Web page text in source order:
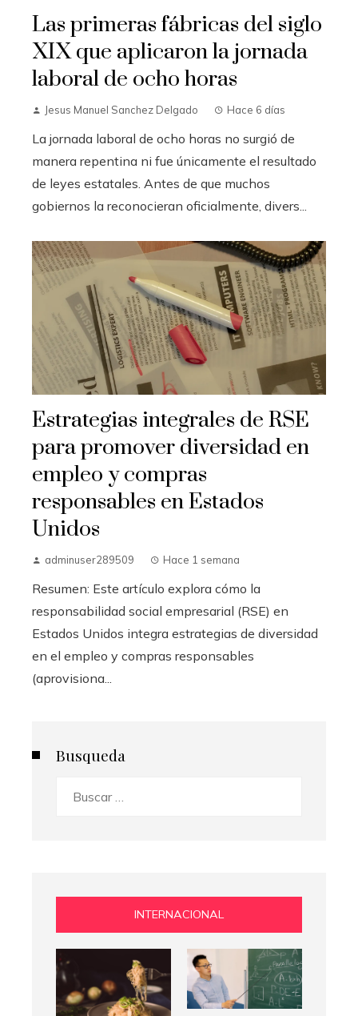
Las primeras fábricas del siglo
XIX que aplicaron la jornada
laboral de ocho horas
Jesus Manuel Sanchez Delgado Hace 6 días
La jornada laboral de ocho horas no surgió de
manera repentina ni fue únicamente el resultado
de leyes estatales. Antes de que muchos
gobiernos la reconocieran oficialmente, divers...
Estrategias integrales de RSE
para promover diversidad en
empleo y compras
responsables en Estados
Unidos
adminuser289509 Hace 1 semana
Resumen: Este artículo explora cómo la
responsabilidad social empresarial (RSE) en
Estados Unidos integra estrategias de diversidad
en el empleo y compras responsables
(aprovisiona...
Busqueda
INTERNACIONAL